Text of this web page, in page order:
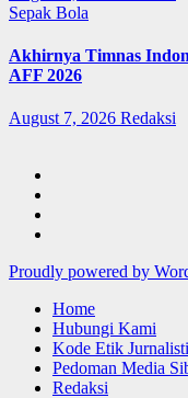
Sepak Bola
Akhirnya Timnas
AFF 2026
August 7, 2026 Redaksi
Proudly powered by
Home
Hubungi Kami
Kode Etik
Pedoman Media
Redaksi